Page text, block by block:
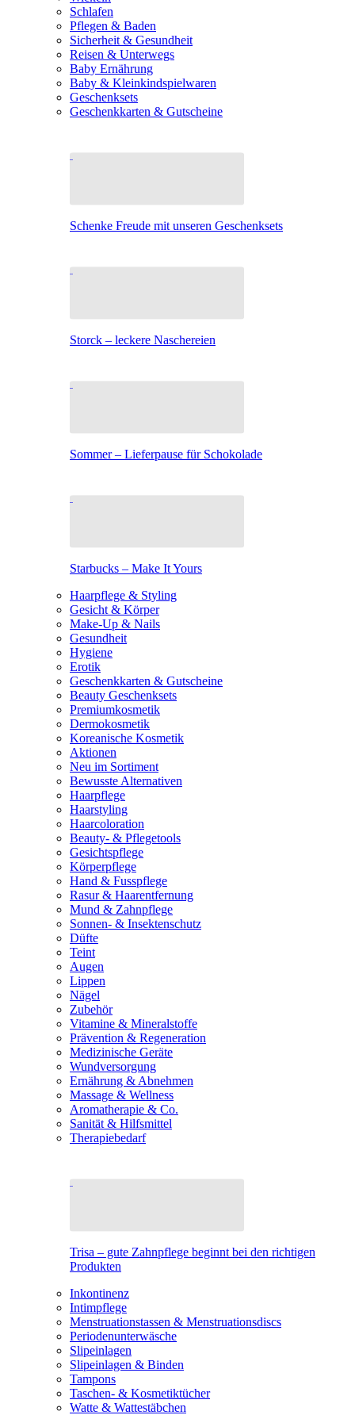
Schlafen
Pflegen & Baden
Sicherheit & Gesundheit
Reisen & Unterwegs
Baby Ernährung
Baby & Kleinkindspielwaren
Geschenksets
Geschenkkarten & Gutscheine
Schenke Freude mit unseren Geschenksets
Storck – leckere Naschereien
Sommer – Lieferpause für Schokolade
Starbucks – Make It Yours
Haarpflege & Styling
Gesicht & Körper
Make-Up & Nails
Gesundheit
Hygiene
Erotik
Geschenkkarten & Gutscheine
Beauty Geschenksets
Premiumkosmetik
Dermokosmetik
Koreanische Kosmetik
Aktionen
Neu im Sortiment
Bewusste Alternativen
Haarpflege
Haarstyling
Haarcoloration
Beauty- & Pflegetools
Gesichtspflege
Körperpflege
Hand & Fusspflege
Rasur & Haarentfernung
Mund & Zahnpflege
Sonnen- & Insektenschutz
Düfte
Teint
Augen
Lippen
Nägel
Zubehör
Vitamine & Mineralstoffe
Prävention & Regeneration
Medizinische Geräte
Wundversorgung
Ernährung & Abnehmen
Massage & Wellness
Aromatherapie & Co.
Sanität & Hilfsmittel
Therapiebedarf
Trisa – gute Zahnpflege beginnt bei den richtigen
Produkten
Inkontinenz
Intimpflege
Menstruationstassen & Menstruationsdiscs
Periodenunterwäsche
Slipeinlagen
Slipeinlagen & Binden
Tampons
Taschen- & Kosmetiktücher
Watte & Wattestäbchen